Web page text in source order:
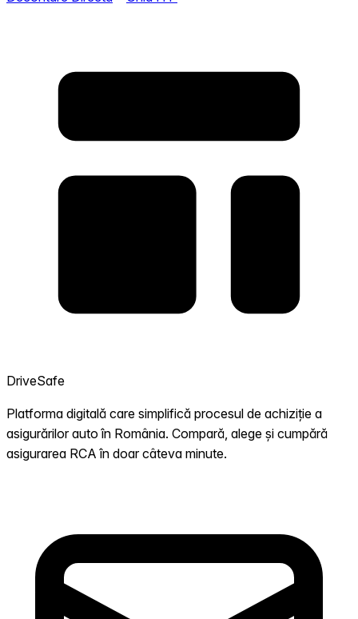
DriveSafe
Platforma digitală care simplifică procesul de achiziție a
asigurărilor auto în România. Compară, alege și cumpără
asigurarea RCA în doar câteva minute.